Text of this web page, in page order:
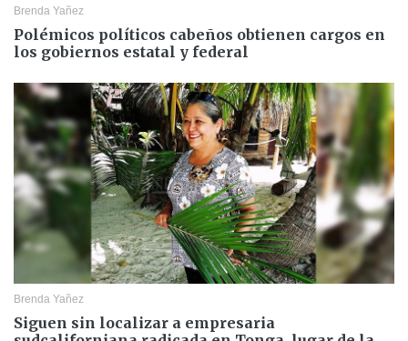
Brenda Yañez
Polémicos políticos cabeños obtienen cargos en
los gobiernos estatal y federal
Brenda Yañez
Siguen sin localizar a empresaria